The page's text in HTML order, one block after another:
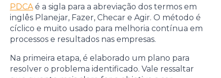
PDCAé a sigla para a abreviação dos termos em
inglês Planejar, Fazer, Checar e Agir. O método é
cíclico e muito usado para melhoria contínua em
processos e resultados nas empresas.
Na primeira etapa, é elaborado um plano para
resolver o problema identificado. Vale ressaltar